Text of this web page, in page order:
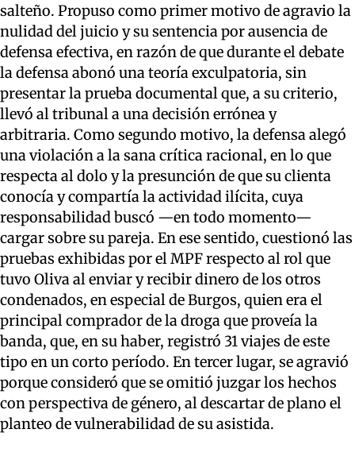
salteño. Propuso como primer motivo de agravio la
nulidad del juicio y su sentencia por ausencia de
defensa efectiva, en razón de que durante el debate
la defensa abonó una teoría exculpatoria, sin
presentar la prueba documental que, a su criterio,
llevó al tribunal a una decisión errónea y
arbitraria. Como segundo motivo, la defensa alegó
una violación a la sana crítica racional, en lo que
respecta al dolo y la presunción de que su clienta
conocía y compartía la actividad ilícita, cuya
responsabilidad buscó —en todo momento—
cargar sobre su pareja. En ese sentido, cuestionó las
pruebas exhibidas por el MPF respecto al rol que
tuvo Oliva al enviar y recibir dinero de los otros
condenados, en especial de Burgos, quien era el
principal comprador de la droga que proveía la
banda, que, en su haber, registró 31 viajes de este
tipo en un corto período. En tercer lugar, se agravió
porque consideró que se omitió juzgar los hechos
con perspectiva de género, al descartar de plano el
planteo de vulnerabilidad de su asistida.